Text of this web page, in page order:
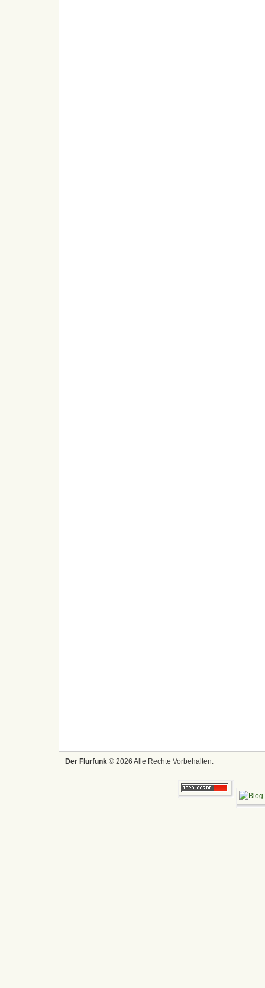
Der Flurfunk © 2026 Alle Rechte Vorbehalten.